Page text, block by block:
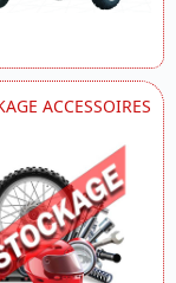
ACCESSOIRES